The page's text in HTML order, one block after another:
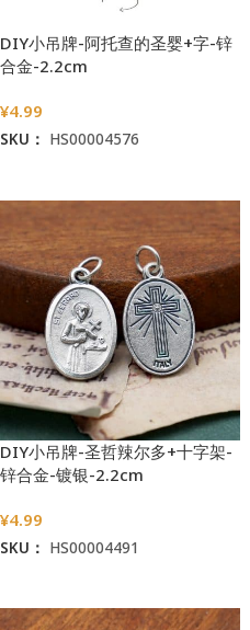
DIY小吊牌-阿托查的圣婴+字-锌
合金-2.2cm
¥4.99
SKU： HS00004576
DIY小吊牌-圣哲辣尔多+十字架-
锌合金-镀银-2.2cm
¥4.99
SKU： HS00004491